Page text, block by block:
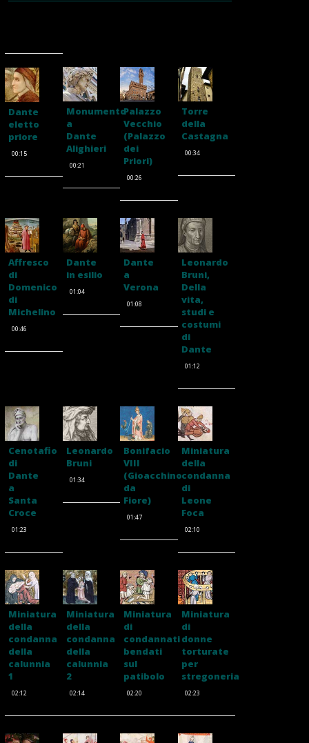
Dante
eletto
priore
00:15
Monumento
a
Dante
Alighieri
00:21
Palazzo
Vecchio
(Palazzo
dei
Priori)
00:26
Torre
della
Castagna
00:34
Affresco
di
Domenico
di
Michelino
00:46
Dante
in esilio
01:04
Dante
a
Verona
01:08
Leonardo
Bruni,
Della
vita,
studi e
costumi
di
Dante
01:12
Cenotafio
di
Dante
a
Santa
Croce
01:23
Leonardo
Bruni
01:34
Bonifacio
VIII
(Gioacchino
da
Fiore)
01:47
Miniatura
della
condanna
di
Leone
Foca
02:10
Miniatura
della
condanna
della
calunnia
1
02:12
Miniatura
della
condanna
della
calunnia
2
02:14
Miniatura
di
condannati
bendati
sul
patibolo
02:20
Miniatura
di
donne
torturate
per
stregoneria
02:23